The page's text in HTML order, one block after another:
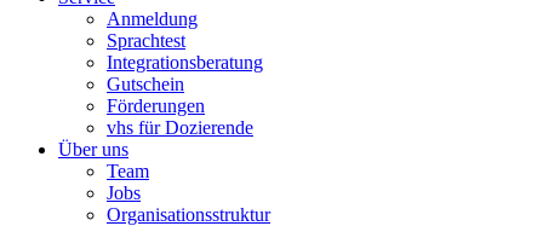
Anmeldung
Sprachtest
Integrationsberatung
Gutschein
Förderungen
vhs für Dozierende
Über uns
Team
Jobs
Organisationsstruktur